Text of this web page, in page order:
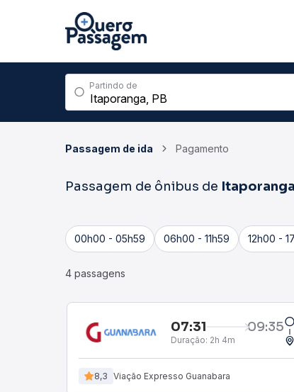
Partindo de
Passagem de ida Pagamento
Passagem de ônibus de Itaporanga
00h00 - 05h59 06h00 - 11h59 12h00 -
4 passagens
07:31 09:35
Duração: 2h 4m
8,3 Viação Expresso Guanabara